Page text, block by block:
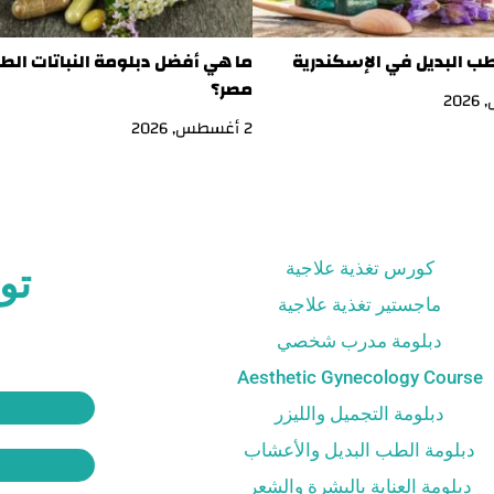
البديل في الإسكندرية
ما هي أفضل دبلومة النباتات
مصر؟
2 أغسطس, 2026
كورس تغذية علاجية
ماجستير تغذية علاجية
دبلومة مدرب شخصي
Aesthetic Gynecology Course
دبلومة التجميل والليزر
دبلومة الطب البديل والأعشاب
دبلومة العناية بالبشرة والشعر